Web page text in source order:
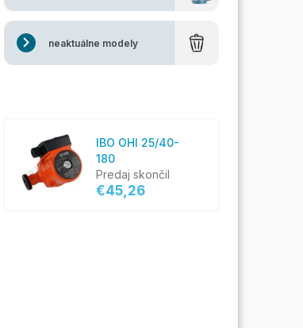
neaktuálne modely
IBO OHI 25/40-
180
Predaj skončil
€45,26